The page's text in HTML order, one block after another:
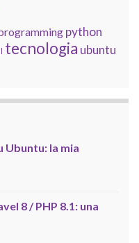
python
tecnologia ubuntu
Ubuntu: la mia
8 / PHP 8.1: una